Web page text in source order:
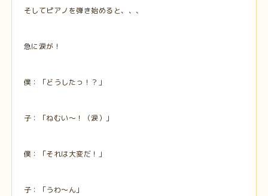
そしてピアノを弾き始めると、、、
急に涙が！
僕：「どうしたっ！？」
子：「ねむい～！（涙）」
僕：「それは大変だ！」
子：「うわ～ん」